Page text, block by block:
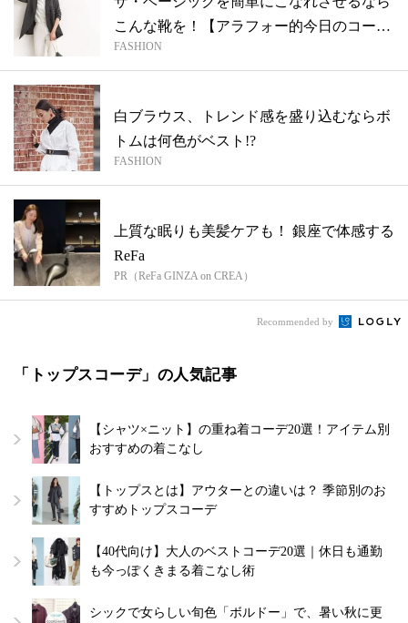
こんな靴を！【アラフォー的今日のコー
デ】
FASHION
白ブラウス、トレンド感を盛り込むならボ
トムは何色がベスト!?
FASHION
上質な眠りも美髪ケアも！ 銀座で体感する
ReFa
PR（ReFa GINZA on CREA）
Recommended by
「トップスコーデ」の人気記事
【シャツ×ニット】の重ね着コーデ20選！アイテム別
おすすめの着こなし
【トップスとは】アウターとの違いは？ 季節別のお
すすめトップスコーデ
【40代向け】大人のベストコーデ20選｜休日も通勤
も今っぽくきまる着こなし術
シックで女らしい旬色「ボルドー」で、暑い秋に更